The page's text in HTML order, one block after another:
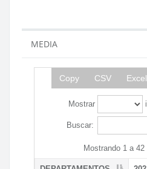
MEDIA
Copy CSV Excel
Mostrar
Buscar:
Mostrando 1 a